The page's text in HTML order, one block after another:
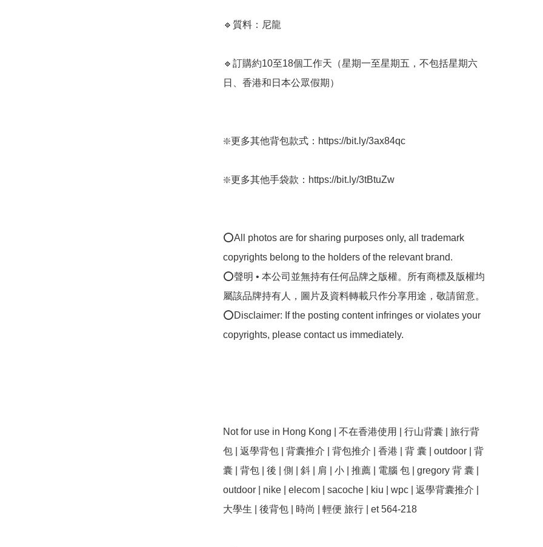
🔹質料：尼龍
🔹訂購約10至18個工作天（星期一至星期五，不包括星期六
日、香港和日本公眾假期）
❇️更多其他背包款式：https://bit.ly/3ax84qc
❇️更多其他手袋款：https://bit.ly/3tBtuZw
⭕All photos are for sharing purposes only, all trademark
copyrights belong to the holders of the relevant brand.
⭕聲明 • 本公司並無持有任何品牌之版權。所有商標及版權均
屬該品牌持有人，圖片及資料轉載只作分享用途，敬請留意。
⭕Disclaimer: If the posting content infringes or violates your
copyrights, please contact us immediately.
Not for use in Hong Kong | 不在香港使用 | 行山背囊 | 旅行背
包 | 返學背包 | 背囊推介 | 背包推介 | 香港 | 背 囊 | outdoor | 背
囊 | 背包 | 後 | 側 | 斜 | 肩 | 小 | 推薦 | 電腦 包 | gregory 背 囊 |
outdoor | nike | elecom | sacoche | kiu | wpc | 返學背囊推介 |
大學生 | 後背包 | 時尚 | 輕便 旅行 | et 564-218